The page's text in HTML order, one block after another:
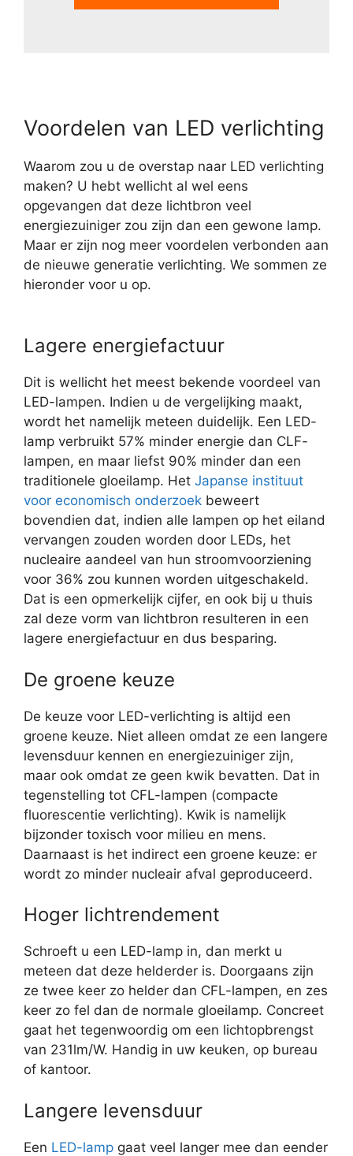
Voordelen van LED verlichting
Waarom zou u de overstap naar LED verlichting
maken? U hebt wellicht al wel eens
opgevangen dat deze lichtbron veel
energiezuiniger zou zijn dan een gewone lamp.
Maar er zijn nog meer voordelen verbonden aan
de nieuwe generatie verlichting. We sommen ze
hieronder voor u op.
Lagere energiefactuur
Dit is wellicht het meest bekende voordeel van
LED-lampen. Indien u de vergelijking maakt,
wordt het namelijk meteen duidelijk. Een LED-
lamp verbruikt 57% minder energie dan CLF-
lampen, en maar liefst 90% minder dan een
traditionele gloeilamp. Het Japanse instituut
voor economisch onderzoek beweert
bovendien dat, indien alle lampen op het eiland
vervangen zouden worden door LEDs, het
nucleaire aandeel van hun stroomvoorziening
voor 36% zou kunnen worden uitgeschakeld.
Dat is een opmerkelijk cijfer, en ook bij u thuis
zal deze vorm van lichtbron resulteren in een
lagere energiefactuur en dus besparing.
De groene keuze
De keuze voor LED-verlichting is altijd een
groene keuze. Niet alleen omdat ze een langere
levensduur kennen en energiezuiniger zijn,
maar ook omdat ze geen kwik bevatten. Dat in
tegenstelling tot CFL-lampen (compacte
fluorescentie verlichting). Kwik is namelijk
bijzonder toxisch voor milieu en mens.
Daarnaast is het indirect een groene keuze: er
wordt zo minder nucleair afval geproduceerd.
Hoger lichtrendement
Schroeft u een LED-lamp in, dan merkt u
meteen dat deze helderder is. Doorgaans zijn
ze twee keer zo helder dan CFL-lampen, en zes
keer zo fel dan de normale gloeilamp. Concreet
gaat het tegenwoordig om een lichtopbrengst
van 231lm/W. Handig in uw keuken, op bureau
of kantoor.
Langere levensduur
Een LED-lamp gaat veel langer mee dan eender